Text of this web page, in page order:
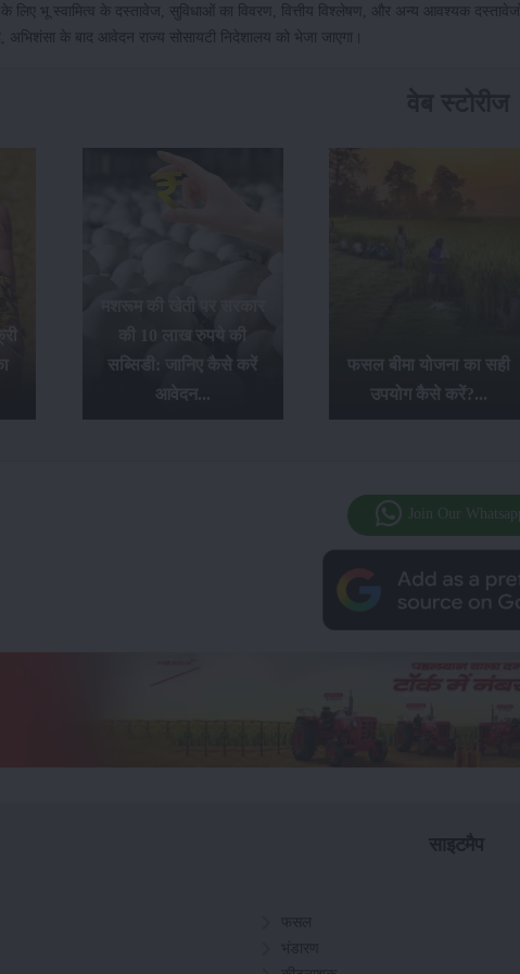
के लिए भू स्वामित्व के दस्तावेज, सुविधाओं का विवरण, वित्तीय विश्लेषण, और अन्य आवश्यक
के बाद आवेदन राज्य सोसायटी निदेशालय को भेजा जाएगा।
की 10 लाख रुपये की
सब्सिडी: जानिए कैसे करें
आवेदन...
फसल बीमा योजना का सही
उपयोग कैसे करें?...
Join Our